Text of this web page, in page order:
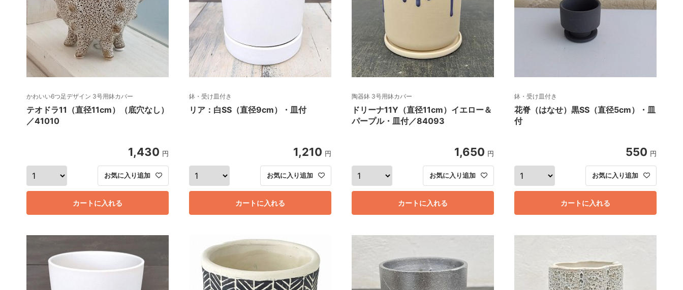
かわいい6つ足デザイン 3号用鉢カバー
テオドラ11（直径11cm）（底穴なし）
／41010
1,430 円
お気に入り追加
カートに入れる
鉢・受け皿付き
リア：白SS（直径9cm）・皿付
1,210 円
お気に入り追加
カートに入れる
陶器鉢 3号用鉢カバー
ドリーナ11Y（直径11cm）イエロー＆
パープル・皿付／84093
1,650 円
お気に入り追加
カートに入れる
鉢・受け皿付き
花脊（はなせ）黒SS（直径5cm）・皿
付
550 円
お気に入り追加
カートに入れる